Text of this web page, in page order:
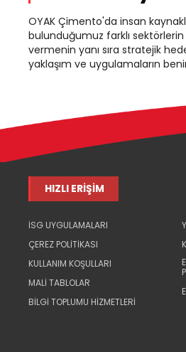
OYAK Çimento'da insan
bulunduğumuz farklı
vermenin yanı sıra stratejik
yaklaşım ve uygulamaların
HIZLI ERİŞİM
İSG UYGULAMALARI
ÇEREZ POLİTİKASI
KULLANIM KOŞULLARI
MALİ TABLOLAR
BİLGİ TOPLUMU HİZMETLERİ